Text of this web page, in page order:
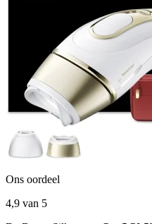
Ons oordeel
4,9 van 5